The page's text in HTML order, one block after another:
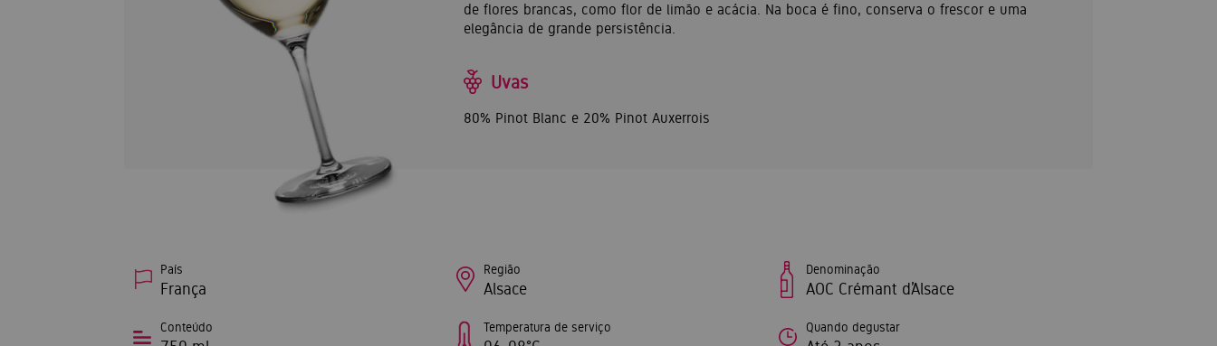
de flores brancas, como flor de limão e acácia. Na boca é fino, conserva o frescor e uma
elegância de grande persistência.
Uvas
80% Pinot Blanc e 20% Pinot Auxerrois
País
França
Região
Alsace
Denominação
AOC Crémant d’Alsace
Conteúdo Temperatura de serviço Quando degustar